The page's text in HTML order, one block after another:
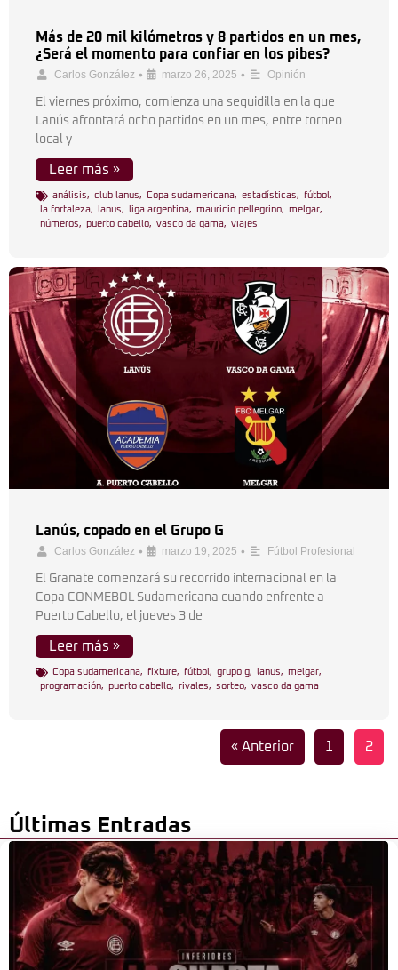
Más de 20 mil kilómetros y 8 partidos en un mes,
¿Será el momento para confiar en los pibes?
Carlos González • marzo 26, 2025 • Opinión
El viernes próximo, comienza una seguidilla en la que
Lanús afrontará ocho partidos en un mes, entre torneo
local y
Leer más »
análisis, club lanus, Copa sudamericana, estadísticas, fútbol ,
la fortaleza, lanus, liga argentina, mauricio pellegrino, melgar,
números, puerto cabello, vasco da gama, viajes
Lanús, copado en el Grupo G
Carlos González • marzo 19, 2025 • Fútbol Profesional
El Granate comenzará su recorrido internacional en la
Copa CONMEBOL Sudamericana cuando enfrente a
Puerto Cabello, el jueves 3 de
Leer más »
Copa sudamericana, fixture, fútbol , grupo g, lanus, melgar,
programación, puerto cabello, rivales, sorteo, vasco da gama
« Anterior 1 2
Últimas Entradas